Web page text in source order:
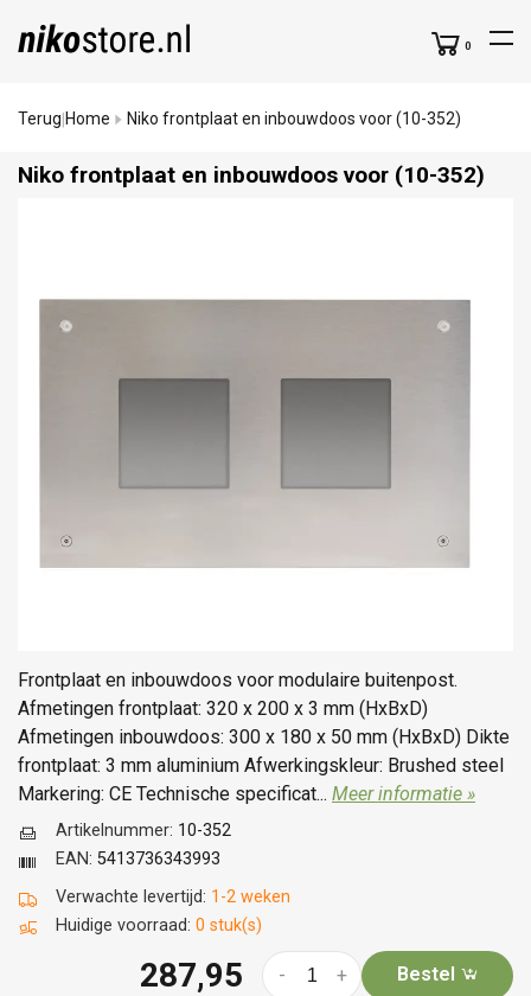
0
Terug Home Niko frontplaat en inbouwdoos voor (10-352)
Niko frontplaat en inbouwdoos voor (10-352)
Frontplaat en inbouwdoos voor modulaire buitenpost.
Afmetingen frontplaat: 320 x 200 x 3 mm (HxBxD)
Afmetingen inbouwdoos: 300 x 180 x 50 mm (HxBxD) Dikte
frontplaat: 3 mm aluminium Afwerkingskleur: Brushed steel
Markering: CE Technische specificat... Meer informatie »
Verwachte levertijd: 1-2 weken
Huidige voorraad: 0 stuk(s)
Artikelnummer: 10-352
EAN: 5413736343993
287,95 +
- Bestel